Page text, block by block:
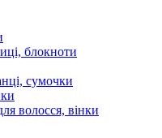
блокноти
сумочки
волосся, вінки